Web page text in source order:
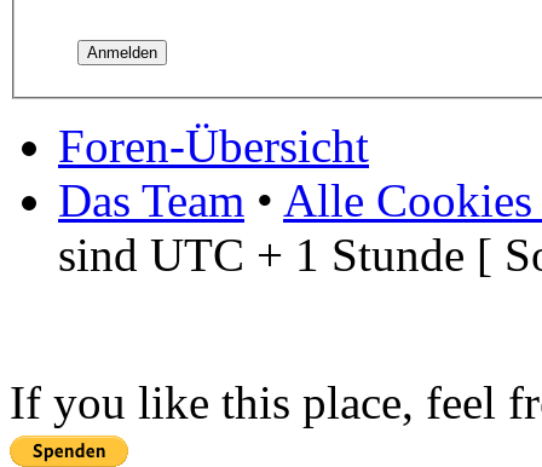
Foren-Übersicht
Das Team • Alle Cookies
sind UTC + 1 Stunde [
If you like this place, feel